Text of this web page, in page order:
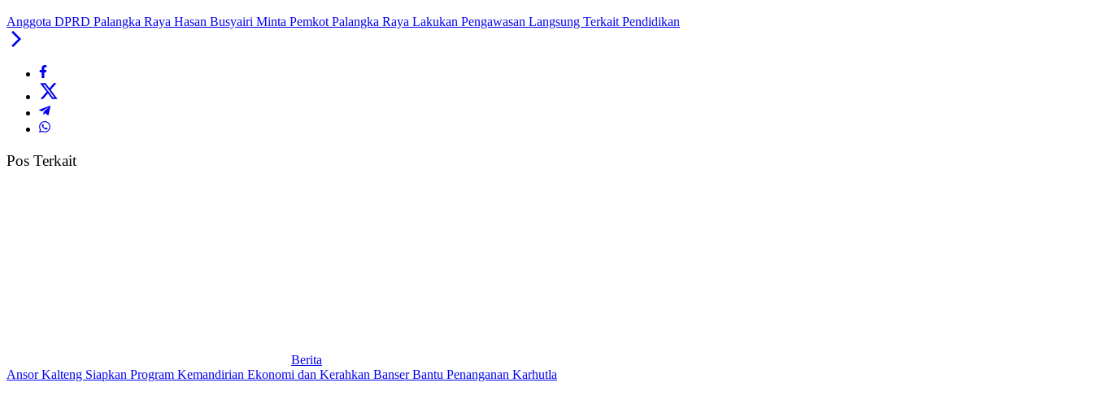
Anggota DPRD Palangka Raya Hasan Busyairi Minta Pemkot Palangka Raya Lakukan Pengawasan Langsung Terkait Pendidikan
Pos Terkait
Berita
Ansor Kalteng Siapkan Program Kemandirian Ekonomi dan Kerahkan Banser Bantu Penanganan Karhutla